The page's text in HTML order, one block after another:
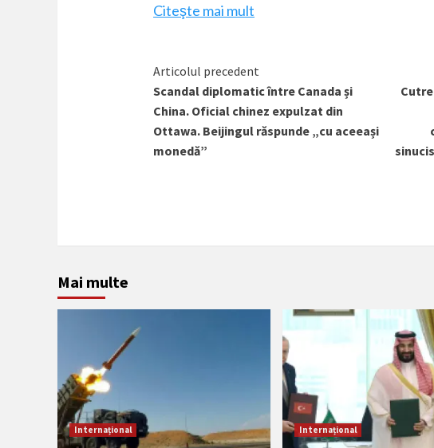
Citeşte mai mult
Citește
mai
mult
Articolul precedent
Scandal diplomatic între Canada și
China. Oficial chinez expulzat din
Ottawa. Beijingul răspunde „cu aceeași
monedă”
Mai multe
Internațional Internațional